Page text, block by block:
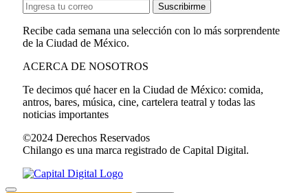
Suscribirme
Recibe cada semana una selección con lo más sorprendente
de la Ciudad de México.
ACERCA DE NOSOTROS
Te decimos qué hacer en la Ciudad de México: comida,
antros, bares, música, cine, cartelera teatral y todas las
noticias importantes
©2024 Derechos Reservados
Chilango es una marca registrado de Capital Digital.